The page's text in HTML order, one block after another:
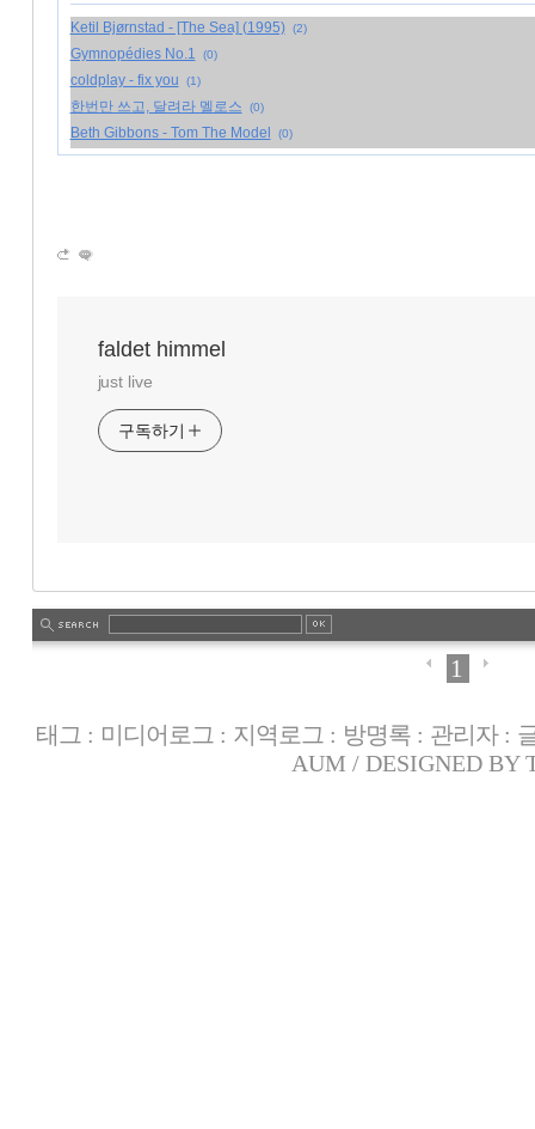
Ketil Bjørnstad - [The Sea] (1995) (2)
Gymnopédies No.1 (0)
coldplay - fix you (1)
한번만 쓰고, 달려라 멜로스 (0)
Beth Gibbons - Tom The Model (0)
faldet himmel
just live
구독하기
1
태그 : 미디어로그 : 지역로그 : 방명록 : 관리자:
AUM / DESIGNED BY